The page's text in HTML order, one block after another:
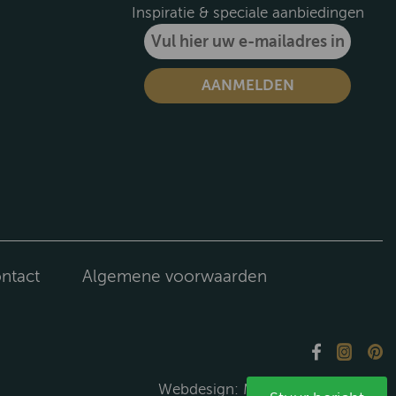
Inspiratie & speciale aanbiedingen
Algemene voorwaarden
Webdesign: Media Solutions B.V.